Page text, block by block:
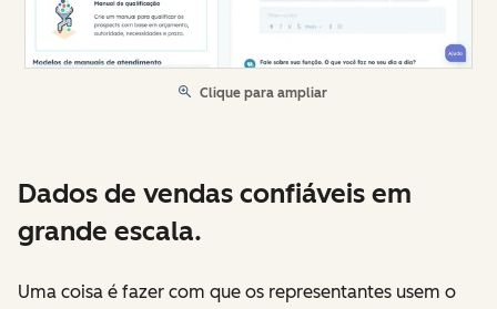
Clique para ampliar
Dados de vendas confiáveis em
grande escala.
Uma coisa é fazer com que os representantes usem o